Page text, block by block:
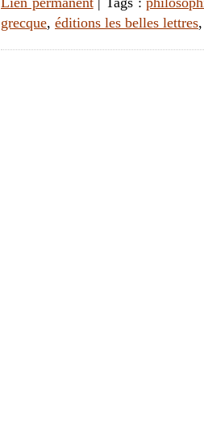
grecque, éditions les belles lettres